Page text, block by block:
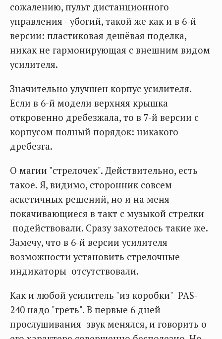
сожалению, пульт дистанционного
управления - убогий, такой же как и в 6-й
версии: пластиковая дешёвая поделка,
никак не гармонирующая с внешним видом
усилителя.
Значительно улучшен корпус усилителя.
Если в 6-й модели верхняя крышка
откровенно дребезжала, то в 7-й версии с
корпусом полный порядок: никакого
дребезга.
О магии "стрелочек". Действительно, есть
такое. Я, видимо, сторонник совсем
аскетичных решений, но и на меня
покачивающиеся в такт с музыкой стрелки
подействовали. Сразу захотелось такие же.
Замечу, что в 6-й версии усилителя
возможности установить стрелочные
индикаторы отсутствовали.
Как и любой усилитель "из коробки" PAS-
240 надо "греть". В первые 6 дней
прослушивания звук менялся, и говорить о